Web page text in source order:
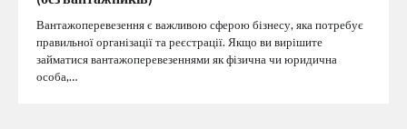
Вантажоперевезення є важливою сферою бізнесу, яка потребує
правильної організації та реєстрації. Якщо ви вирішите
займатися вантажоперевезеннями як фізична чи юридична
особа,…